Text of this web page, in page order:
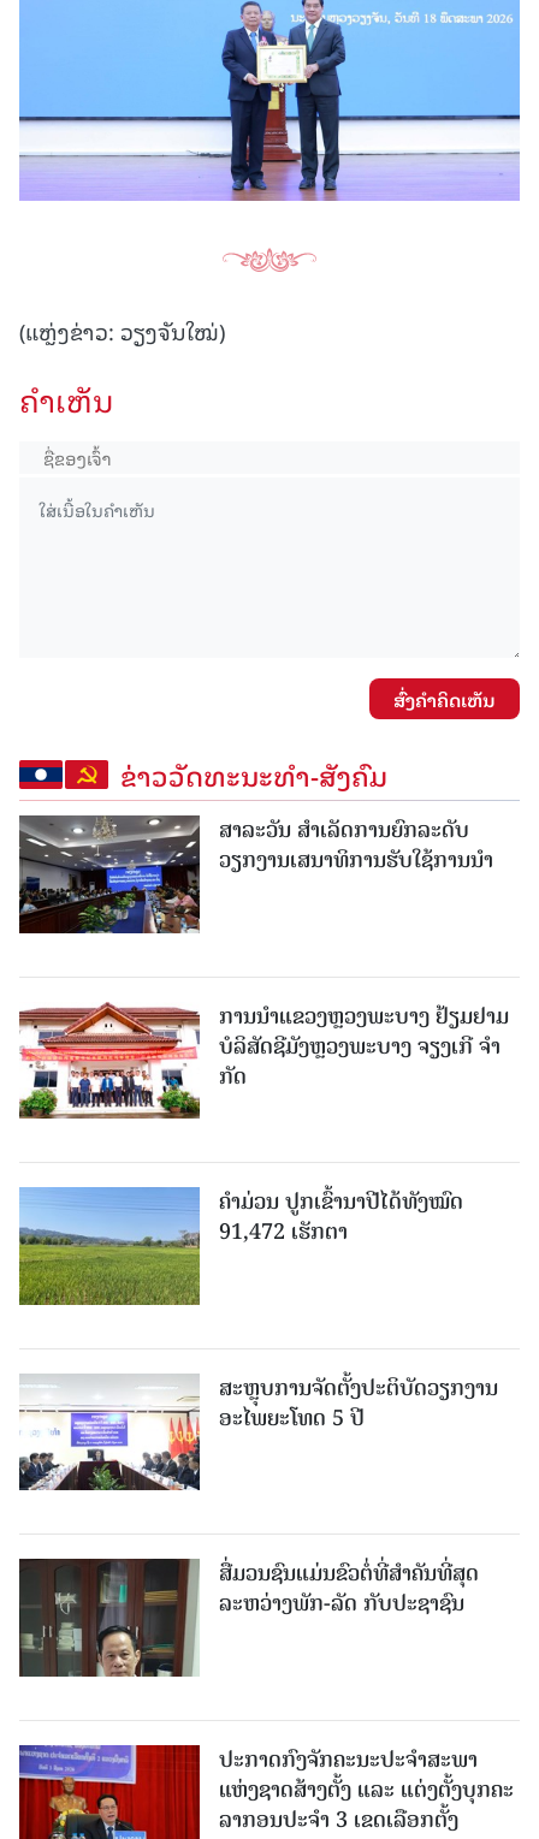
(ແຫຼ່ງຂ່າວ: ວຽງຈັນໃໝ່)
ຄໍາເຫັນ
ສົ່ງຄໍາຄິດເຫັນ
ຂ່າວວັດທະນະທຳ-ສັງຄົມ
ສາລະວັນ ສໍາເລັດການຍົກລະດັບ
ວຽກງານເສນາທິການຮັບໃຊ້ການນໍາ
ການນຳແຂວງຫຼວງພະບາງ ຢ້ຽມ​ຢາມ
ບໍ​ລິ​ສັດຊີມັງຫຼວງພະບາງ ຈຽງເກີ ຈໍາ
ກັດ
ຄໍາມ່ວນ ປູກເຂົ້ານາປີໄດ້ທັງໝົດ
91,472 ເຮັກຕາ
ສະຫຼຸບການຈັດຕັ້ງປະຕິບັດວຽກງານ
ອະໄພຍະໂທດ 5 ປີ
ສື່ມວນຊົນແມ່ນຂົວຕໍ່ທີ່ສໍາຄັນທີ່ສຸດ
ລະຫວ່າງພັກ-ລັດ ກັບປະຊາຊົນ
ປະກາດກົງຈັກຄະນະປະຈໍາສະພາ
ແຫ່ງຊາດສ້າງຕັ້ງ ແລະ ແຕ່ງຕັ້ງບຸກຄະ
ລາກອນປະຈໍາ 3 ເຂດເລືອກຕັ້ງ